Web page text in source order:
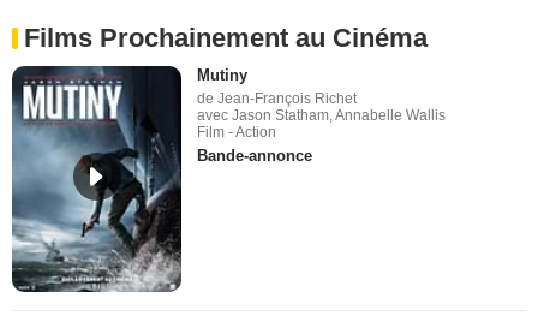
Films Prochainement au Cinéma
Mutiny
de Jean-François Richet
avec Jason Statham, Annabelle Wallis
Film - Action
Bande-annonce